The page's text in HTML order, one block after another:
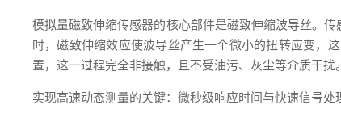
模拟量磁致伸缩传感器的核心部件是磁致伸缩波导丝。
时，磁致伸缩效应使波导丝产生一个微小的扭转应变，
置，这一过程完全非接触，且不受油污、灰尘等介质干扰。
实现高速动态测量的关键：微秒级响应时间与快速信号处